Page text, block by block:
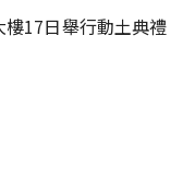
17日舉行動土典